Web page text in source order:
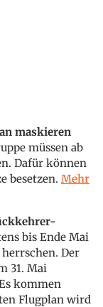
maskieren
müssen ab
Dafür können
besetzen. Mehr
bis Ende Mai
Der
31. Mai
kommen
Flugplan wird